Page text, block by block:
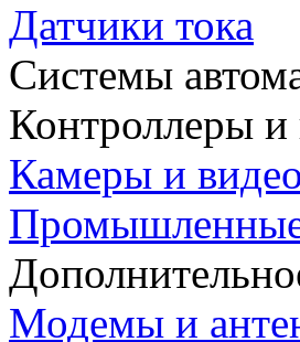
Датчики тока
Системы
Контроллеры и
Камеры и
Модемы и